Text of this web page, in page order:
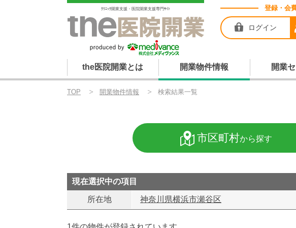
ｸﾘﾆｯｸ開業支援・医院開業支援専門ｻｲﾄ 登録・会
ログイン
the医院開業とは 開業物件情報 開業
TOP 開業物件情報 検索結果一覧
市区町村から探す
現在選択中の項目
所在地 神奈川県横浜市瀬谷区